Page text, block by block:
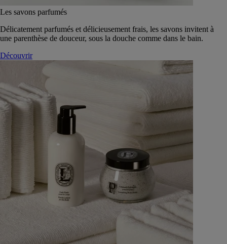
Les savons parfumés
Délicatement parfumés et délicieusement frais, les savons invitent à
une parenthèse de douceur, sous la douche comme dans le bain.
Découvrir